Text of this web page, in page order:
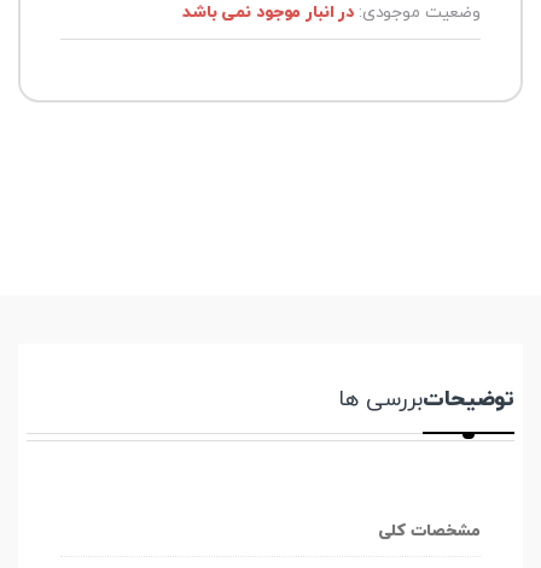
وضعیت موجودی:در انبار موجود نمی باشد
توضیحاتبررسی ها
مشخصات کلی